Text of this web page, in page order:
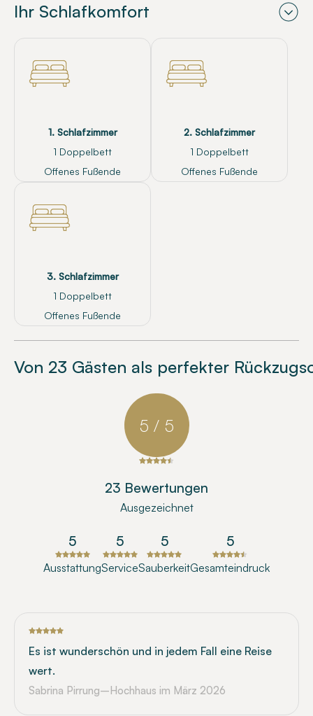
Ihr Schlafkomfort
1. Schlafzimmer
1 Doppelbett
Offenes Fußende
2. Schlafzimmer
1 Doppelbett
Offenes Fußende
3. Schlafzimmer
1 Doppelbett
Offenes Fußende
Von 23 Gästen als perfekter
5 / 5
Ausgezeichnet
23 Bewertungen
Ausstattung
5
Service
5
Sauberkeit
5
Gesamteindruck
5
Es ist wunderschön und in jedem Fall eine Reise
wert.
Sabrina Pirrung–Hochhaus im März 2026